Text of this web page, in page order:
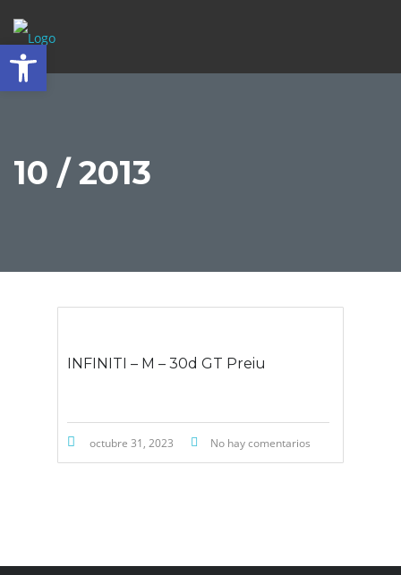
10 / 2013
INFINITI – M – 30d GT Preiu
octubre 31, 2023 No hay comentarios
Abrir barra de herramientas